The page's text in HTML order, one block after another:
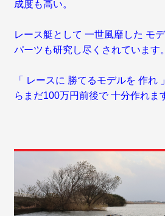
成度も高い。
レース艇として 一世風靡した モ
パーツも研究し尽くされています。
「 レースに 勝てるモデルを 作れ
らまだ100万円前後で 十分作れま